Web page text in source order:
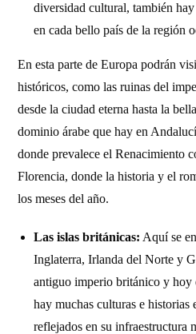
diversidad cultural, también
en cada bello país de la región
En esta parte de Europa podrán
históricos, como las ruinas del
desde la ciudad eterna hasta la
dominio árabe que hay en
donde prevalece el Renacimiento
Florencia, donde la historia y el
los meses del año.
Las islas británicas: Aquí se
Inglaterra, Irlanda del Norte y
antiguo imperio británico y hoy
hay muchas culturas e historias
reflejados en su infraestructura